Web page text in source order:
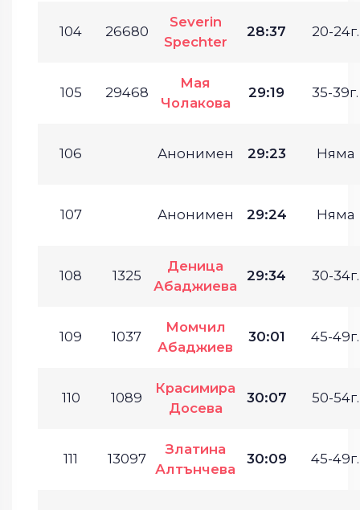
104 26680
Severin
Spechter
28:37 20-24г.
105 29468
Мая
Чолакова
29:19 35-39г.
106 Анонимен 29:23 Няма
107 Анонимен 29:24 Няма
108 1325
Деница
Абаджиева
29:34 30-34г.
109 1037
Момчил
Абаджиев
30:01 45-49г.
110 1089
Красимира
Досева
30:07 50-54г.
111 13097
Златина
Алтънчева
30:09 45-49г.